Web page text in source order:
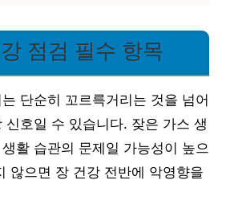
점검 필수 항목
단순히 꼬르륵거리는 것을 넘어
신호일 수 있습니다. 잦은 가스 생
활 습관의 문제일 가능성이 높으
않으면 장 건강 전반에 악영향을